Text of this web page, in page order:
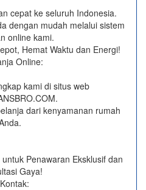
cepat ke seluruh Indonesia.
dengan mudah melalui sistem
online kami.
Hemat Waktu dan Energi!
Online:
kami di situs web
dari kenyamanan rumah
Penawaran Eksklusif dan
Gaya!